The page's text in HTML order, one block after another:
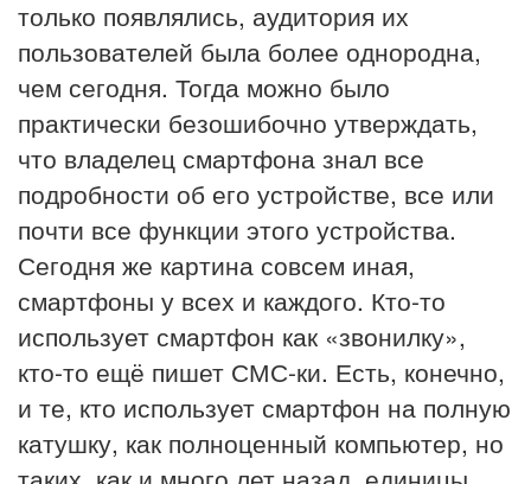
только появлялись, аудитория их
пользователей была более однородна,
чем сегодня. Тогда можно было
практически безошибочно утверждать,
что владелец смартфона знал все
подробности об его устройстве, все или
почти все функции этого устройства.
Сегодня же картина совсем иная,
смартфоны у всех и каждого. Кто-то
использует смартфон как «звонилку»,
кто-то ещё пишет СМС-ки. Есть, конечно,
и те, кто использует смартфон на полную
катушку, как полноценный компьютер, но